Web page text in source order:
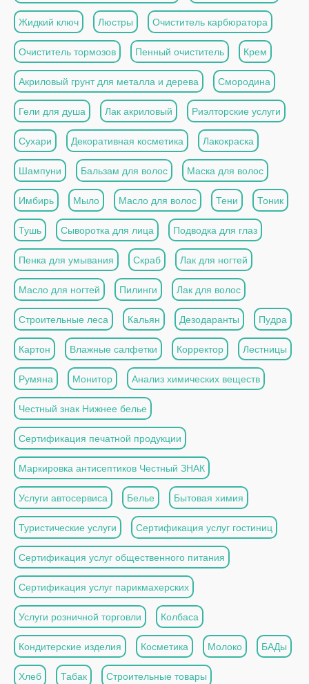
Жидкий ключ Люстры Очиститель карбюратора
Очиститель тормозов Пенный очиститель Крем
Акриловый грунт для металла и дерева Смородина
Гели для душа Лак акриловый Риэлторские услуги
Сухари Декоративная косметика Лакокраска
Шампуни Бальзам для волос Маска для волос
Имбирь Мыло Масло для волос Тени Тоник
Тушь Сыворотка для лица Подводка для глаз
Пенка для умывания Скраб Лак для ногтей
Масло для ногтей Пилинги Лак для волос
Строительные леса Кальян Дезодаранты Пудра
Картон Влажные салфетки Корректор Лестницы
Румяна Монитор Анализ химических веществ
Честный знак Нижнее белье
Сертификация печатной продукции
Маркировка антисептиков Честный ЗНАК
Услуги автосервиса Белье Бытовая химия
Туристические услуги Сертификация услуг гостиниц
Сертификация услуг общественного питания
Сертификация услуг парикмахерских
Услуги розничной торговли Колбаса
Кондитерские изделия Косметика Молоко БАДы
Хлеб Табак Строительные товары